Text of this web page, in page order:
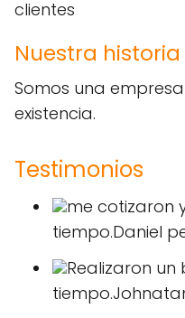
clientes
Nuestra historia
Somos una
existencia.
Testimonios
me cotizaron
tiempo.Daniel
Realizaron